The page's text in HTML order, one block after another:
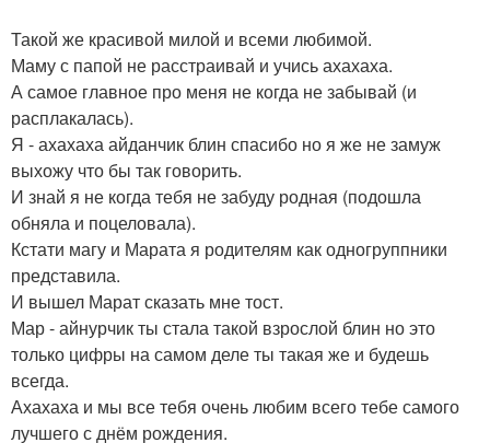
Такой же красивой милой и всеми любимой.
Маму с папой не расстраивай и учись ахахаха.
А самое главное про меня не когда не забывай (и
расплакалась).
Я - ахахаха айданчик блин спасибо но я же не замуж
выхожу что бы так говорить.
И знай я не когда тебя не забуду родная (подошла
обняла и поцеловала).
Кстати магу и Марата я родителям как одногруппники
представила.
И вышел Марат сказать мне тост.
Мар - айнурчик ты стала такой взрослой блин но это
только цифры на самом деле ты такая же и будешь
всегда.
Ахахаха и мы все тебя очень любим всего тебе самого
лучшего с днём рождения.